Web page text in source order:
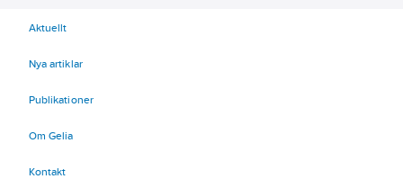
Aktuellt
Nya artiklar
Publikationer
Om Gelia
Kontakt